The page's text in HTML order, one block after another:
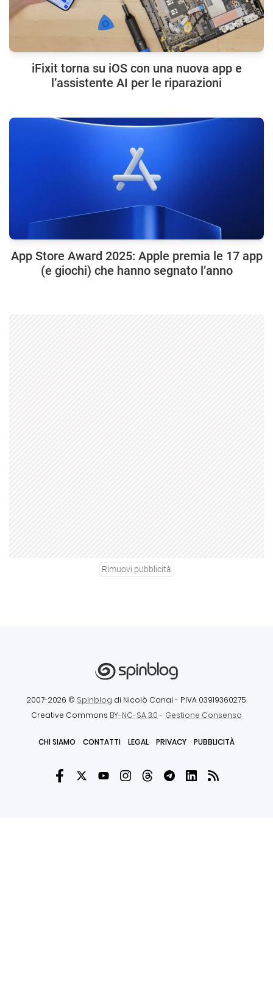
iFixit torna su iOS con una nuova app e
l’assistente AI per le riparazioni
App Store Award 2025: Apple premia le 17 app
(e giochi) che hanno segnato l’anno
Rimuovi pubblicità
2007-2026 © Spinblog di Nicolò Canal - P.IVA 03919360275
Creative Commons BY-NC-SA 3.0- Gestione Consenso
CHI SIAMO CONTATTI LEGAL PRIVACY PUBBLICITÀ